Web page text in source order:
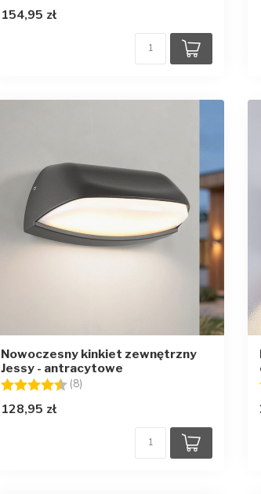
154,95 zł
Nowoczesny kinkiet zewnętrzny
Jessy - antracytowe
Ocena:
(8)
128,95 zł